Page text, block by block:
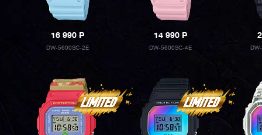
16 990P
DW-5600SC-2E
14 990P
DW-5600SC-4E